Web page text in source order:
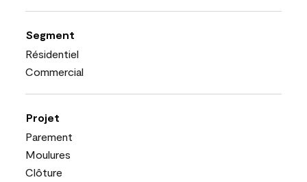
Segment
Résidentiel
Commercial
Projet
Parement
Moulures
Clôture